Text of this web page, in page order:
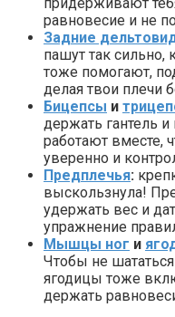
равновесие и не
Задние
пашут так сильно,
тоже помогают,
делая твои плечи
Бицепсы и
держать гантель
работают вместе,
уверенно и
Предплечья:
выскользнула!
удержать вес и
упражнение
Мышцы ног и
Чтобы не
ягодицы тоже
держать